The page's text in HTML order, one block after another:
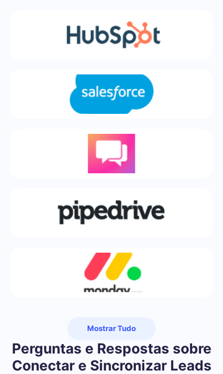
Mostrar Tudo
Perguntas e Respostas sobre
Conectar e Sincronizar Leads